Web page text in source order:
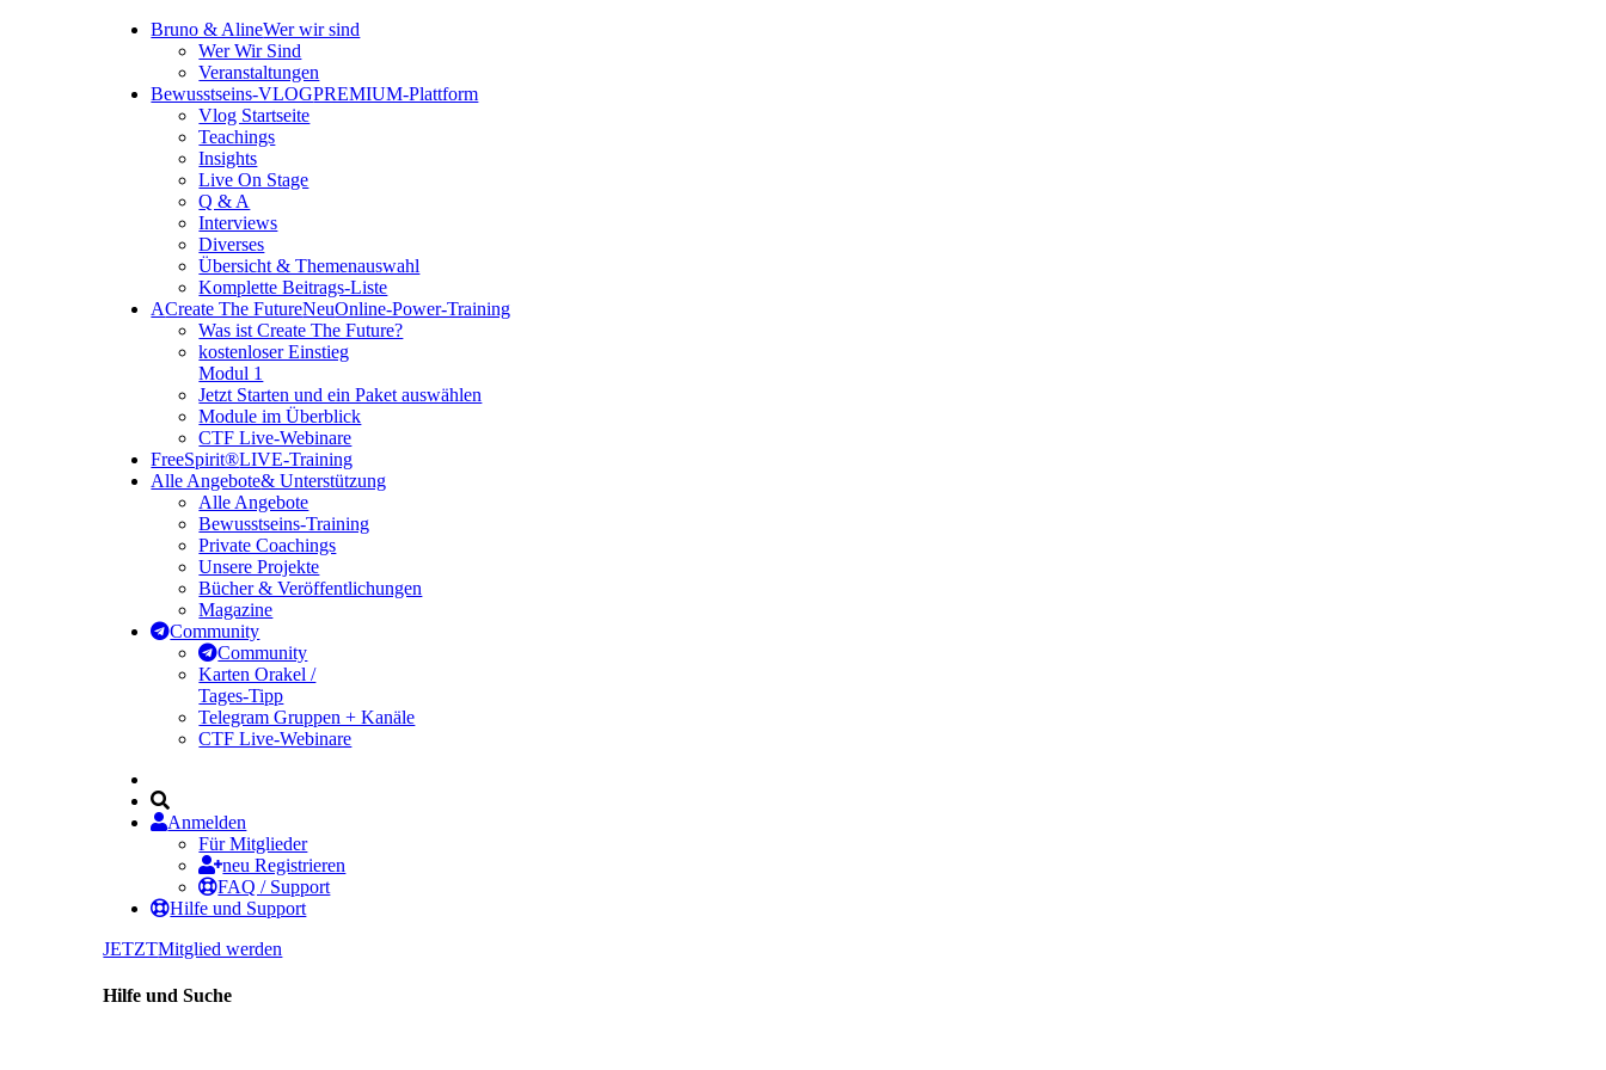
Bruno & AlineWer wir sind
Wer Wir Sind
Veranstaltungen
Bewusstseins-VLOGPREMIUM-Plattform
Vlog Startseite
Teachings
Insights
Live On Stage
Q & A
Interviews
Diverses
Übersicht & Themenauswahl
Komplette Beitrags-Liste
ACreate The FutureNeuOnline-Power-Training
Was ist Create The Future?
kostenloser Einstieg
Modul 1
Jetzt Starten und ein Paket auswählen
Module im Überblick
CTF Live-Webinare
FreeSpirit®LIVE-Training
Alle Angebote& Unterstützung
Alle Angebote
Bewusstseins-Training
Private Coachings
Unsere Projekte
Bücher & Veröffentlichungen
Magazine
Community
Community
Karten Orakel /
Tages-Tipp
Telegram Gruppen + Kanäle
CTF Live-Webinare
Anmelden
Für Mitglieder
neu Registrieren
FAQ / Support
Hilfe und Support
JETZTMitglied werden
Hilfe und Suche